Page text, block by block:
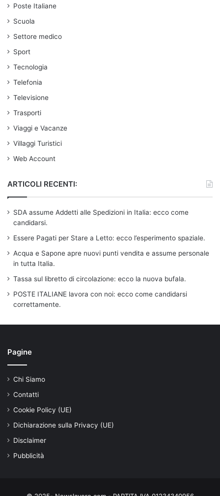
Poste Italiane
Scuola
Settore medico
Sport
Tecnologia
Telefonia
Televisione
Trasporti
Viaggi e Vacanze
Villaggi Turistici
Web Account
ARTICOLI RECENTI:
SDA assume Addetti alle Spedizioni in Italia: ecco come
candidarsi.
Essere Pagati per Stare a Letto: ecco l’esperimento spaziale.
Acqua e Sapone apre nuovi punti vendita e assume personale
in tutta Italia.
Tassa sul libretto di circolazione: ecco la nuova bufala.
POSTE ITALIANE lavora con noi: ecco come candidarsi
correttamente.
Pagine
Chi Siamo
Contatti
Cookie Policy (UE)
Dichiarazione sulla Privacy (UE)
Disclaimer
Pubblicità